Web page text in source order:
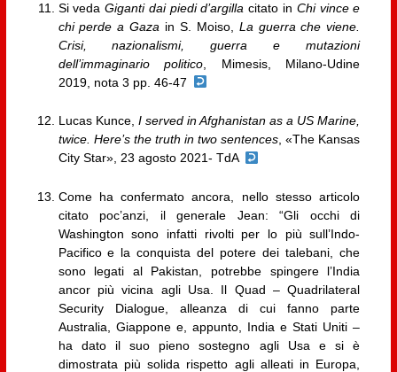
Si vedaGiganti dai piedi d’argilla citato in Chi vince e
chi perde a Gaza in S. Moiso, La guerra che viene.
Crisi, nazionalismi, guerra e mutazioni
dell’immaginario politico , Mimesis, Milano-Udine
2019, nota 3 pp. 46-47
Lucas Kunce, I served in Afghanistan as a US Marine,
twice. Here’s the truth in two sentences, «The Kansas
City Star», 23 agosto 2021- TdA
Come ha confermato ancora, nello stesso articolo
citato poc’anzi, il generale Jean: “Gli occhi di
Washington sono infatti rivolti per lo più sull’Indo-
Pacifico e la conquista del potere dei talebani, che
sono legati al Pakistan, potrebbe spingere l’India
ancor più vicina agli Usa. Il Quad – Quadrilateral
Security Dialogue, alleanza di cui fanno parte
Australia, Giappone e, appunto, India e Stati Uniti –
ha dato il suo pieno sostegno agli Usa e si è
dimostrata più solida rispetto agli alleati in Europa,